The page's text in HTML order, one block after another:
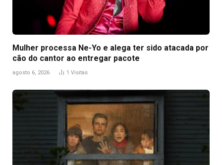
Mulher processa Ne-Yo e alega ter sido atacada por
cão do cantor ao entregar pacote
agosto 6, 2026 1 Visitas